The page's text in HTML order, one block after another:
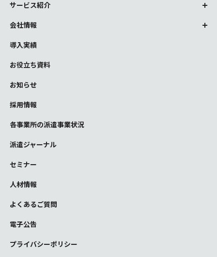
サービス紹介
会社情報
導入実績
お役立ち資料
お知らせ
採用情報
各事業所の派遣事業状況
派遣ジャーナル
セミナー
人材情報
よくあるご質問
電子公告
プライバシーポリシー